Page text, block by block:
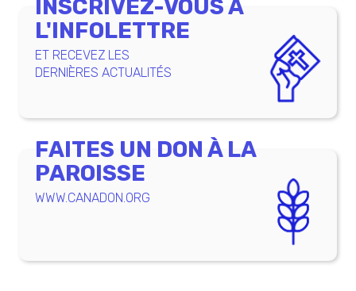
INSCRIVEZ-VOUS À
L'INFOLETTRE
ET RECEVEZ LES
DERNIÈRES ACTUALITÉS
FAITES UN DON À LA
PAROISSE
WWW.CANADON.ORG